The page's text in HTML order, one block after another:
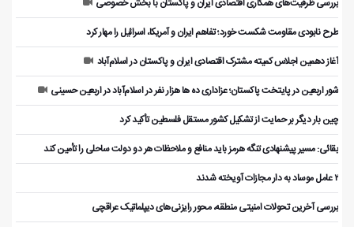
طرح نابودی مقاومت شکست خورد؛ تفاهم ایران و آمریکا، اسرائیل را مهار کرد
آغاز دهمین اجلاس کمیته مشترک اقتصادی ایران و پاکستان در اسلام‌آباد
شور اربعین در پایتخت پاکستان؛ عزاداری ده ها هزار نفر در اسلام‌آباد در اربعین حسینی
چین بار دیگر بر حمایت از تشکیل کشور مستقل فلسطین تأکید کرد
بقائی: مسیر پیشنهادی تنگه هرمز باید منافع و ملاحظات هر دو دولت ساحلی را تأمین کند
۲ عامل موساد به دار مجازات آویخته شدند
بررسی آخرین تحولات امنیتی منطقه، محور رایزنی‌های دیپلماتیک عراقچی